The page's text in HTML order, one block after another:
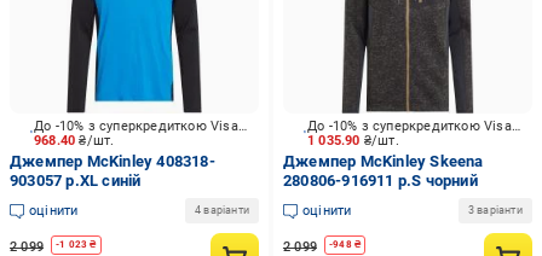
968.40₴/шт.
До -10% з суперкредиткою Visa Вигода
Джемпер McKinley 408318-
903057 р.XL синій
оцінити 4 варіанти
2 099 -1 023 ₴
1 035.90 ₴/шт.
До -10% з суперкредиткою Visa Вигода
Джемпер McKinley Skeena
280806-916911 р.S чорний
оцінити 3 варіанти
2 099 -948₴